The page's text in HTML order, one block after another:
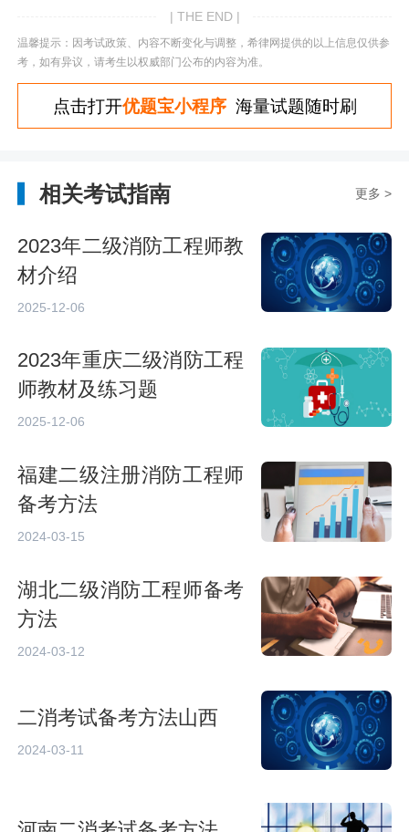
| THE END |
温馨提示：因考试政策、内容不断变化与调整，希律网提供的以上信息仅供参
考，如有异议，请考生以权威部门公布的内容为准。
点击打开优题宝小程序海量试题随时刷
相关考试指南 更多 >
2023年二级消防工程师教
材介绍
2025-12-06
2023年重庆二级消防工程
师教材及练习题
2025-12-06
福建二级注册消防工程师
备考方法
2024-03-15
湖北二级消防工程师备考
方法
2024-03-12
二消考试备考方法山西
2024-03-11